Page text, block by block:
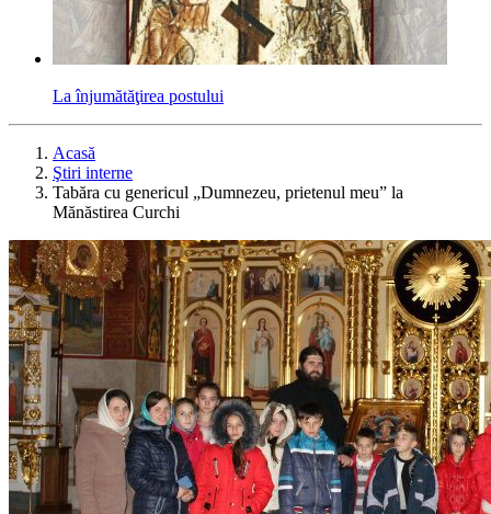
La înjumătăţirea postului
Acasă
Ştiri interne
Tabăra cu genericul „Dumnezeu, prietenul meu” la
Mănăstirea Curchi